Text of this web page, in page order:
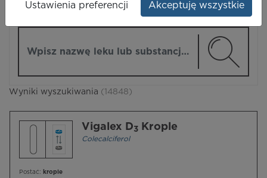
Wyniki wyszukiwania (14848)
Vigalex D3 Krople
Colecalciferol
Postać: krople
Ustawienia preferencji Akceptuję wszystkie